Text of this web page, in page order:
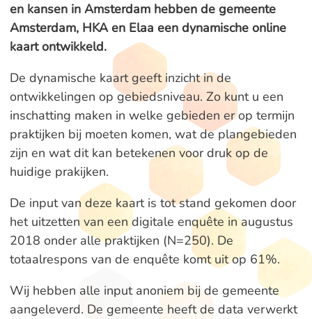
en kansen in Amsterdam hebben de gemeente
Amsterdam, HKA en Elaa een dynamische online
kaart ontwikkeld.
De dynamische kaart geeft inzicht in de
ontwikkelingen op gebiedsniveau. Zo kunt u een
inschatting maken in welke gebieden er op termijn
praktijken bij moeten komen, wat de plangebieden
zijn en wat dit kan betekenen voor druk op de
huidige prakijken.
De input van deze kaart is tot stand gekomen door
het uitzetten van een digitale enquête in augustus
2018 onder alle praktijken (N=250). De
totaalrespons van de enquête komt uit op 61%.
Wij hebben alle input anoniem bij de gemeente
aangeleverd. De gemeente heeft de data verwerkt